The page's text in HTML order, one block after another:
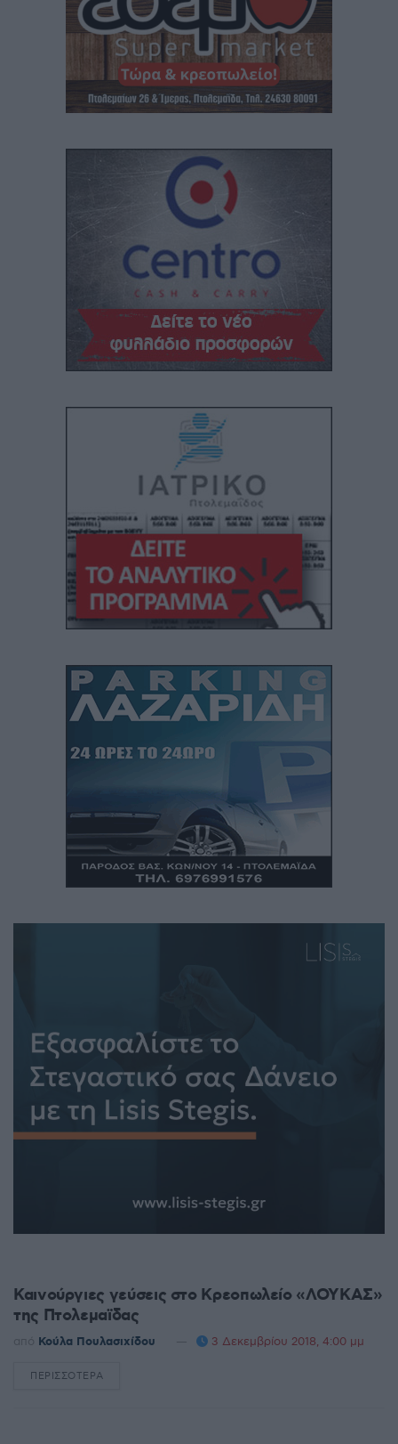
Καινούργιες γεύσεις στο Κρεοπωλείο «ΛΟΥΚΑΣ»
της Πτολεμαϊδας
από Κούλα Πουλασιχίδου 3 Δεκεμβρίου 2018, 4:00 μμ
ΠΕΡΙΣΣΌΤΕΡΑ